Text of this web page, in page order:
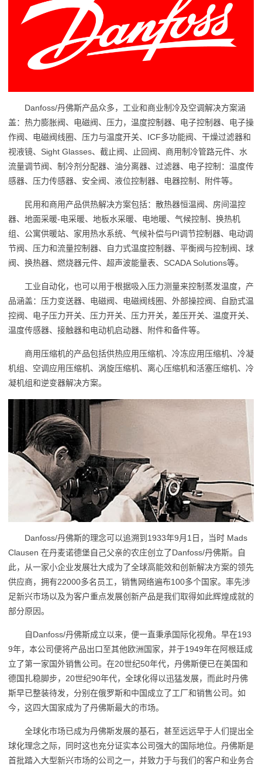
Danfoss/丹佛斯产品众多，工业和商业制冷及空调解决方案涵
盖：热力膨胀阀、电磁阀、压力，温度控制器、电子控制器、电子操
作阀、电磁阀线圈、压力与温度开关、ICF多功能阀、干燥过滤器和
视液镜、Sight Glasses、截止阀、止回阀、商用制冷管路元件、水
流量调节阀、制冷剂分配器、油分离器、过滤器、电子控制：温度传
感器、压力传感器、安全阀、液位控制器、电器控制、附件等。
民用和商用产品供热解决方案包括：散热器恒温阀、房间温控
器、地面采暖-电采暖、地板水采暖、电地暖、气候控制、换热机
组、公寓供暖站、家用热水系统、气候补偿与PI调节控制器、电动调
节阀、压力和流量控制器、自力式温度控制器、平衡阀与控制阀、球
阀、换热器、燃烧器元件、超声波能量表、SCADA Solutions等。
工业自动化，也可以用于根据吸入压力测量来控制蒸发温度，产
品涵盖：压力变送器、电磁阀、电磁阀线圈、外部操控阀、自励式温
控阀、电子压力开关、压力开关、压力开关，差压开关、温度开关、
温度传感器、接触器和电动机启动器、附件和备件等。
商用压缩机的产品包括供热应用压缩机、冷冻应用压缩机、冷凝
机组、空调应用压缩机、涡旋压缩机、离心压缩机和活塞压缩机、冷
凝机组和逆变器解决方案。
Danfoss/丹佛斯的理念可以追溯到1933年9月1日，当时 Mads
Clausen 在丹麦诺德堡自己父亲的农庄创立了Danfoss/丹佛斯。自
此，从一家小企业发展壮大成为了全球高能效和创新解决方案的领先
供应商，拥有22000多名员工，销售网络遍布100多个国家。率先涉
足新兴市场以及为客户重点发展创新产品是我们取得如此辉煌成就的
部分原因。
自Danfoss/丹佛斯成立以来，便一直秉承国际化视角。早在193
9年，本公司便将产品出口至其他欧洲国家，并于1949年在阿根廷成
立了第一家国外销售公司。在20世纪50年代，丹佛斯便已在美国和
德国扎稳脚步，20世纪90年代，全球化得以迅猛发展，而此时丹佛
斯早已整装待发，分别在俄罗斯和中国成立了工厂和销售公司。如
今，这四大国家成为了丹佛斯最大的市场。
全球化市场已成为丹佛斯发展的基石，甚至远远早于人们提出全
球化理念之际，同时这也充分证实本公司强大的国际地位。丹佛斯是
首批踏入大型新兴市场的公司之一，并致力于与我们的客户和业务合